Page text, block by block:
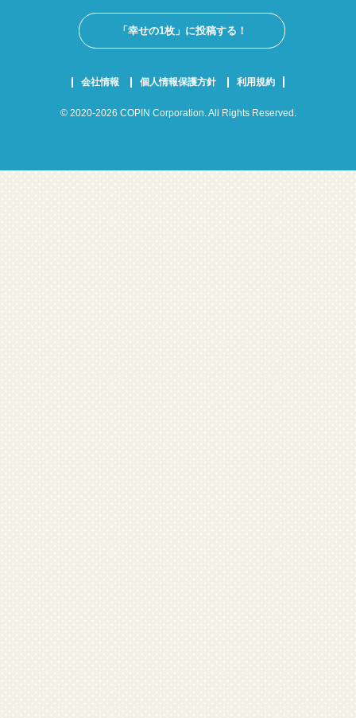
「幸せの1枚」に投稿する！
会社情報 個人情報保護方針 利用規約
© 2020-2026 COPIN Corporation. All Rights Reserved.